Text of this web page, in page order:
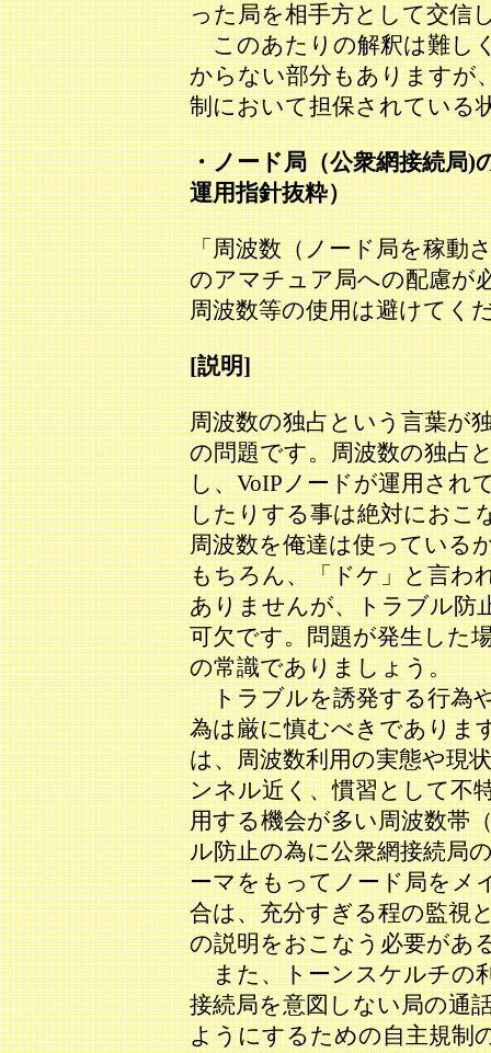
った局を相手方として交信
このあたりの解釈は難し
からない部分もありますが
制において担保されている
・ノード局（公衆網接続局)
運用指針抜粋）
「周波数（ノード局を稼動
のアマチュア局への配慮が
周波数等の使用は避けてく
[説明]
周波数の独占という言葉が
の問題です。周波数の独占
し、VoIPノードが運用され
したりする事は絶対におこ
周波数を俺達は使っている
もちろん、「ドケ」と言わ
ありませんが、トラブル防
可欠です。問題が発生した
の常識でありましょう。
トラブルを誘発する行為
為は厳に慎むべきでありま
は、周波数利用の実態や現
ンネル近く、慣習として不
用する機会が多い周波数帯
ル防止の為に公衆網接続局
ーマをもってノード局をメ
合は、充分すぎる程の監視
の説明をおこなう必要があ
また、トーンスケルチの
接続局を意図しない局の通
ようにするための自主規制